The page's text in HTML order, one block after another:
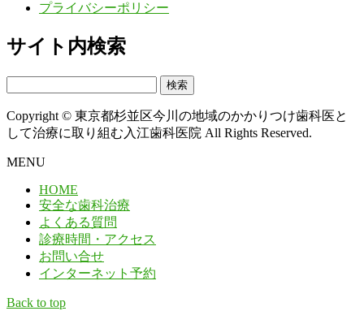
プライバシーポリシー
サイト内検索
Copyright © 東京都杉並区今川の地域のかかりつけ歯科医と
して治療に取り組む入江歯科医院 All Rights Reserved.
MENU
HOME
安全な歯科治療
よくある質問
診療時間・アクセス
お問い合せ
インターネット予約
Back to top